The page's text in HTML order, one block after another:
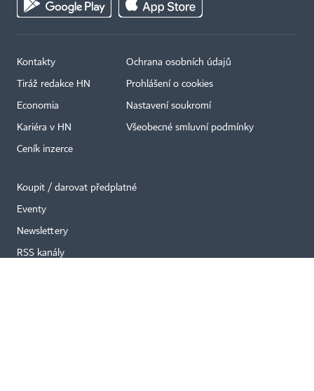
Kontakty
Tiráž redakce HN
Economia
Kariéra v HN
Ceník inzerce
Ochrana osobních údajů
Prohlášení o cookies
Nastavení soukromí
Všeobecné smluvní podmínky
Koupit / darovat předplatné
Eventy
Newslettery
RSS kanály